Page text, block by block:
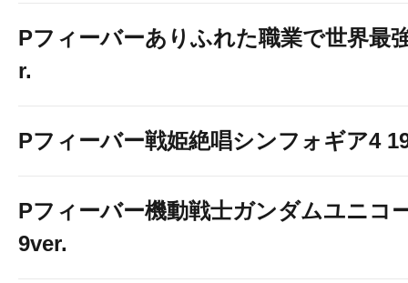
Pフィーバーありふれた職業で世界最
r.
Pフィーバー戦姫絶唱シンフォギア4
Pフィーバー機動戦士ガンダムユニコ
9ver.